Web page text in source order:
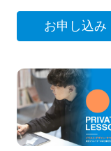
お申し込み